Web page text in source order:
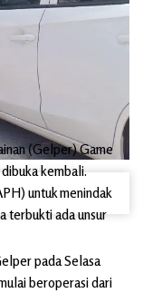
(Gelper) Game
kembali.
untuk menindak
terbukti ada unsur
pada Selasa
beroperasi dari